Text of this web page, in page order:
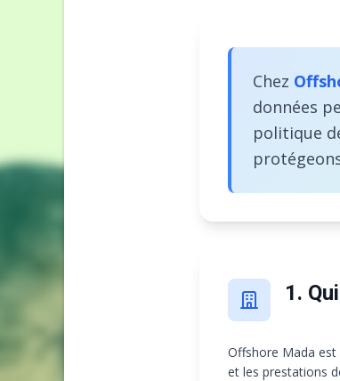
Chez
données
politique
1.
Offshore Mada est
et les prestations